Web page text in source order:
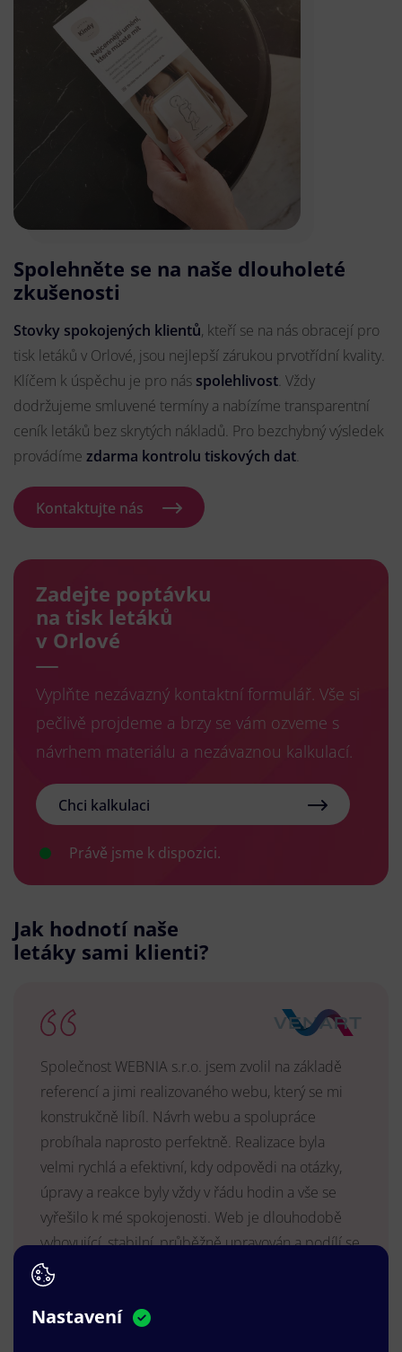
Spolehněte se na naše dlouholeté
zkušenosti
Stovky spokojených klientů, kteří se na nás obracejí pro
tisk letáků v Orlové, jsou nejlepší zárukou prvotřídní kvality.
Klíčem k úspěchu je pro nás spolehlivost. Vždy
dodržujeme smluvené termíny a nabízíme transparentní
ceník letáků bez skrytých nákladů. Pro bezchybný výsledek
provádíme zdarma kontrolu tiskových dat.
Kontaktujte nás
Zadejte poptávku
na tisk letáků
v Orlové
Vyplňte nezávazný kontaktní formulář. Vše si
pečlivě projdeme a brzy se vám ozveme s
návrhem materiálu a nezávaznou kalkulací.
Chci kalkulaci
Právě jsme k dispozici.
Jak hodnotí naše
letáky sami klienti?
Společnost WEBNIA s.r.o. jsem zvolil na základě
referencí a jimi realizovaného webu, který se mi
konstrukčně libíl. Návrh webu a spolupráce
probíhala naprosto perfektně. Realizace byla
velmi rychlá a efektivní, kdy odpovědi na otázky,
úpravy a reakce byly vždy v řádu hodin a vše se
vyřešilo k mé spokojenosti. Web je dlouhodobě
vyhovující, stabilní, průběžně upravován a podílí se
na pozitivním vnímání naší značky.
MUDr. Radek Vyšohlíd
VENART s.r.o.
Nastavení